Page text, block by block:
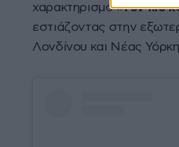
χαρακτηρισμό «τον πιο
εστιάζοντας στην
Λονδίνου και Νέας